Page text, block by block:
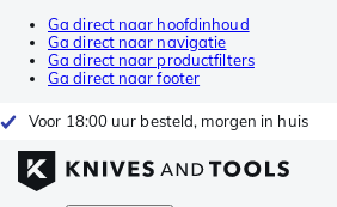
Ga direct naar hoofdinhoud
Ga direct naar navigatie
Ga direct naar productfilters
Ga direct naar footer
Voor 18:00 uur besteld, morgen in huis